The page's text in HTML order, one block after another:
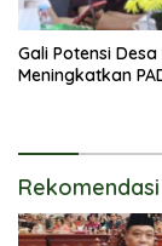
Gali Potensi Desa
Meningkatkan